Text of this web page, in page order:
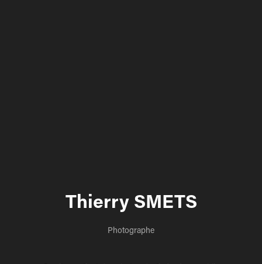
Thierry SMETS
Photographe